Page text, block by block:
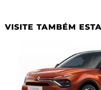
VISITE TAMBÉM